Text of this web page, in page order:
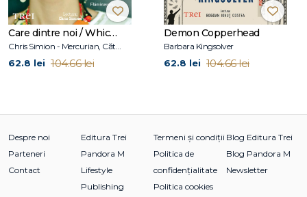
Care dintre noi / Which One of Us
Chris Simion - Mercurian, Cătălina Flămînzeanu
62.8 lei 104.66 lei
Demon Copperhead
Barbara Kingsolver
62.8 lei 104.66 lei
Despre noi
Parteneri
Contact
Editura Trei
Pandora M
Lifestyle
Publishing
Termeni și condiții
Politica de
confidențialitate
Politica cookies
Blog Editura Trei
Blog Pandora M
Newsletter